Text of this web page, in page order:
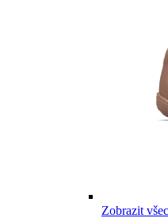
Zobrazit